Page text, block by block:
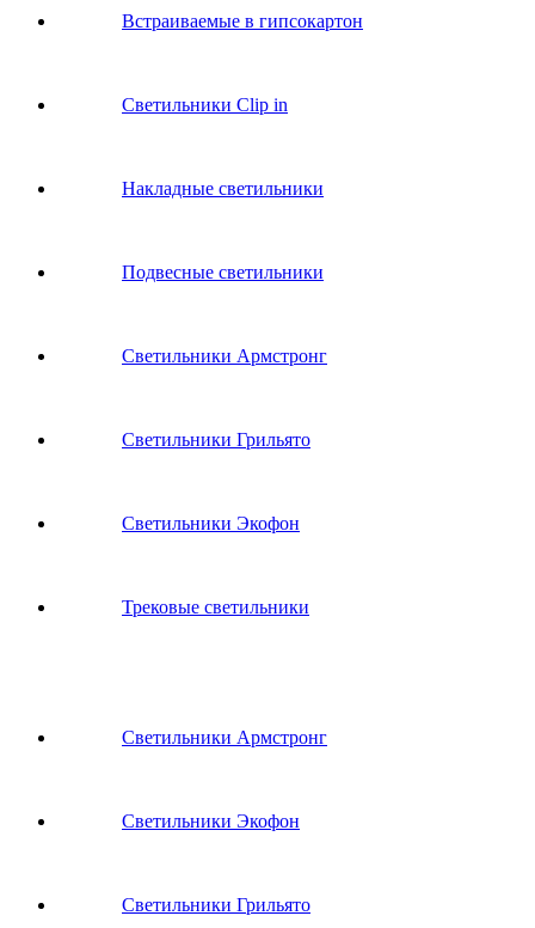
Встраиваемые в гипсокартон
Светильники Clip in
Накладные светильники
Подвесные светильники
Светильники Армстронг
Светильники Грильято
Светильники Экофон
Трековые светильники
Светильники Армстронг
Светильники Экофон
Светильники Грильято